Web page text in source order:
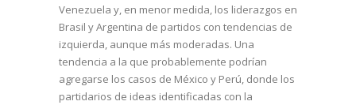
Venezuela y, en menor medida, los liderazgos en
Brasil y Argentina de partidos con tendencias de
izquierda, aunque más moderadas. Una
tendencia a la que probablemente podrían
agregarse los casos de México y Perú, donde los
partidarios de ideas identificadas con la